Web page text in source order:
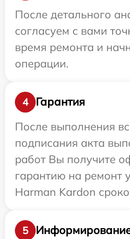
После детального
согласуем с вами
время ремонта и
операции.
4
Гарантия
После выполнения
подписания акта
работ Вы получите
гарантию на ремонт
Harman Kardon
5
Информирование